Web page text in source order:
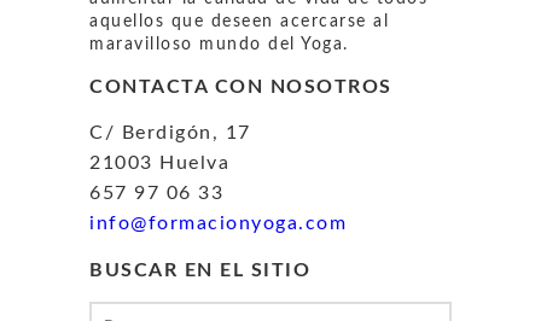
aquellos que deseen acercarse al
maravilloso mundo del Yoga.
CONTACTA CON NOSOTROS
C/ Berdigón, 17
21003 Huelva
657 97 06 33
info@formacionyoga.com
BUSCAR EN EL SITIO